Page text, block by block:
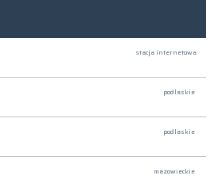
stacja internetowa
podlaskie
podlaskie
mazowieckie